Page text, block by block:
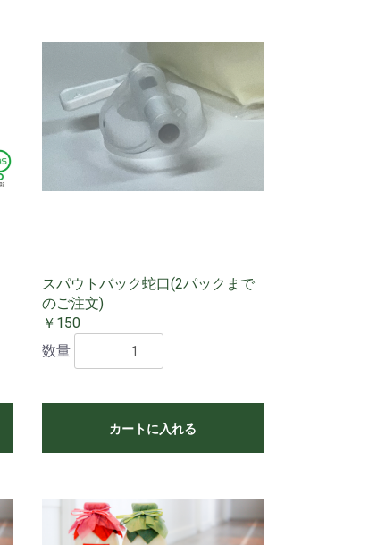
スパウトバック蛇口(2パックまで
のご注文)
￥150
数量
カートに入れる